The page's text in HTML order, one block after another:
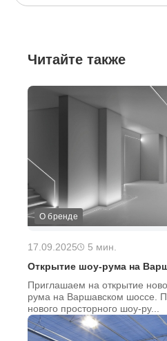
Читайте также
О бренде
17.09.2025
5 мин.
Открытие шоу-рума на
Приглашаем на открытие
рума на Варшавском шоссе.
нового просторного шоу-ру...